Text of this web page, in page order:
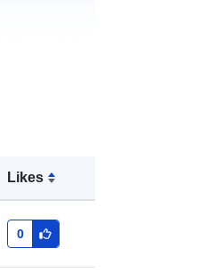
Likes
0